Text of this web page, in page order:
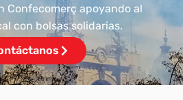
Confecomerç apoyando al
con bolsas solidarias.